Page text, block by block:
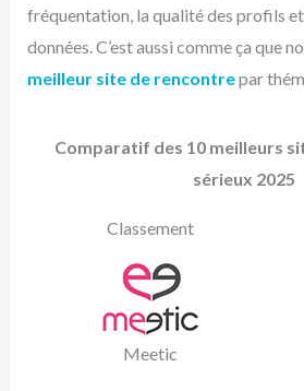
fréquentation, la qualité des profils
données. C’est aussi comme ça que
meilleur site de rencontrepar
Comparatif des 10 meilleurs
sérieux 2025
Classement
Meetic